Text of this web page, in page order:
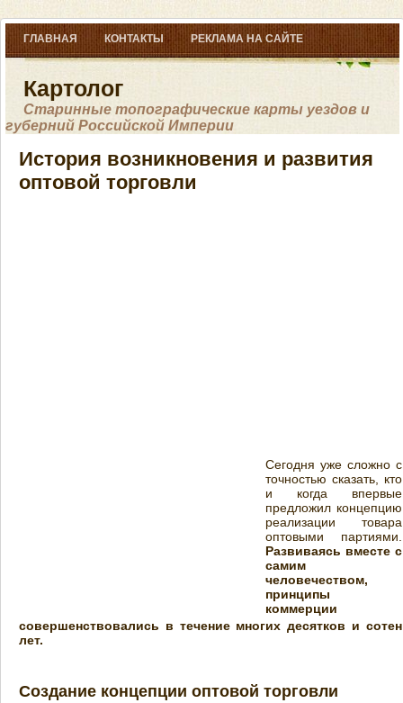
ГЛАВНАЯ КОНТАКТЫ РЕКЛАМА НА САЙТЕ
Картолог
Старинные топографические карты уездов и
губерний Российской Империи
История возникновения и развития
оптовой торговли
Сегодня уже сложно с
точностью сказать, кто
и когда впервые
предложил концепцию
реализации товара
оптовыми партиями.
Развиваясь вместе с
самим
человечеством,
принципы
коммерции
совершенствовались в течение многих десятков и сотен
лет.
Создание концепции оптовой торговли